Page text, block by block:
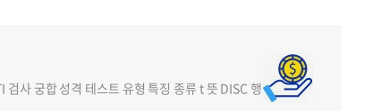
사 궁합 성격 테스트 유형 특징 종류 t 뜻 DISC 행